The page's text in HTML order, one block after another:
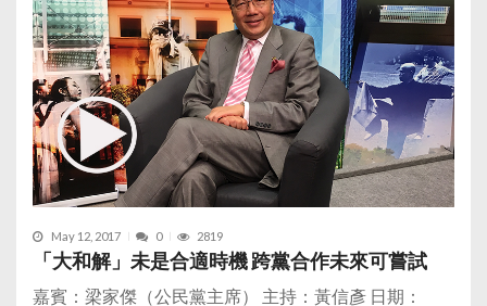
May 12, 2017 0 2819
「大和解」未是合適時機 跨黨合作未來可嘗試
嘉賓：梁家傑（公民黨主席） 主持：黃信彥 日期：